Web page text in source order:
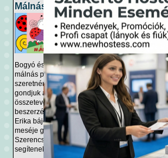
Málnás piskóta
Bogyó és Babóca
málnás piskótát
szeretnének sütni, de
gondjuk akad az
összetevők
beszerzésével - Bartos
Erika bájos hangos
meséje gyerekeknek.
Szerencsére barátaik
segítenek, így...
A legszebb
libapásztorlány
A Grimm mesék egyik
gyönyörű története A
legszebb
libapásztorlány, ahol
egy bátor
királykisasszony
álruhában libákat őriz,
míg el nem nyeri méltó
boldogságát és